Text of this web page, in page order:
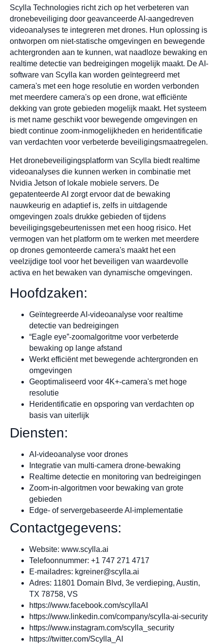
Scylla Technologies richt zich op het verbeteren van
dronebeveiliging door geavanceerde AI-aangedreven
videoanalyses te integreren met drones. Hun oplossing is
ontworpen om niet-statische omgevingen en bewegende
achtergronden aan te kunnen, wat naadloze bewaking en
realtime detectie van bedreigingen mogelijk maakt. De AI-
software van Scylla kan worden geïntegreerd met
camera's met een hoge resolutie en worden verbonden
met meerdere camera's op een drone, wat efficiënte
dekking van grote gebieden mogelijk maakt. Het systeem
is met name geschikt voor bewegende omgevingen en
biedt continue zoom-inmogelijkheden en heridentificatie
van verdachten voor verbeterde beveiligingsmaatregelen.
Het dronebeveiligingsplatform van Scylla biedt realtime
videoanalyses die kunnen werken in combinatie met
Nvidia Jetson of lokale mobiele servers. De
gepatenteerde AI zorgt ervoor dat de bewaking
nauwkeurig en adaptief is, zelfs in uitdagende
omgevingen zoals drukke gebieden of tijdens
beveiligingsgebeurtenissen met een hoog risico. Het
vermogen van het platform om te werken met meerdere
op drones gemonteerde camera's maakt het een
veelzijdige tool voor het beveiligen van waardevolle
activa en het bewaken van dynamische omgevingen.
Hoofdzaken:
Geïntegreerde AI-videoanalyse voor realtime
detectie van bedreigingen
“Eagle eye”-zoomalgoritme voor verbeterde
bewaking op lange afstand
Werkt efficiënt met bewegende achtergronden en
omgevingen
Geoptimaliseerd voor 4K+-camera's met hoge
resolutie
Heridentificatie en opsporing van verdachten op
basis van uiterlijk
Diensten:
AI-videoanalyse voor drones
Integratie van multi-camera drone-bewaking
Realtime detectie en monitoring van bedreigingen
Zoom-in-algoritmen voor bewaking van grote
gebieden
Edge- of servergebaseerde AI-implementatie
Contactgegevens:
Website: www.scylla.ai
Telefoonnummer: +1 747 271 4717
E-mailadres: kgreiner@scylla.ai
Adres: 11801 Domain Blvd, 3e verdieping, Austin,
TX 78758, VS
https://www.facebook.com/scyllaAI
https://www.linkedin.com/company/scylla-ai-security
https://www.instagram.com/scylla_security
https://twitter.com/Scylla_AI